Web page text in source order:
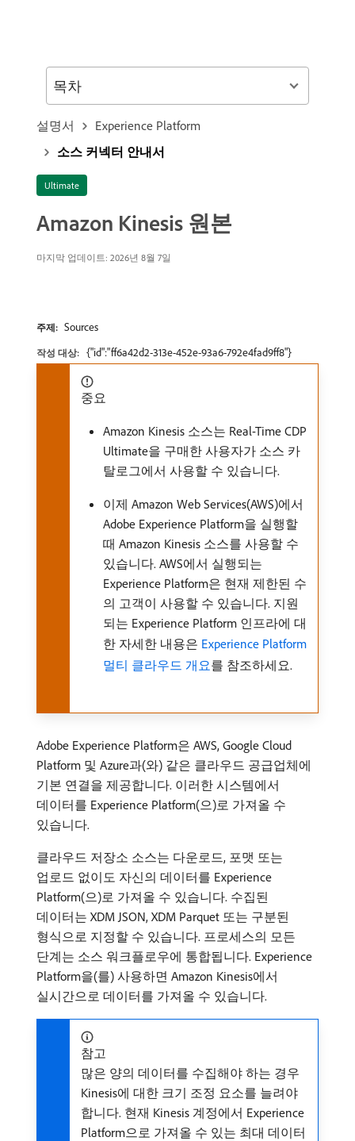
설명서
Experience Platform
소스 커넥터 안내서
Ultimate
Amazon Kinesis 원본
마지막 업데이트: 2026년 8월 7일
주제: Sources
작성 대상: {"id":"ff6a42d2-313e-452e-93a6-792e4fad9ff8"}
중요
Amazon Kinesis 소스는 Real-Time CDP
Ultimate을 구매한 사용자가 소스 카
탈로그에서 사용할 수 있습니다.
이제 Amazon Web Services(AWS)에서
Adobe Experience Platform을 실행할
때 Amazon Kinesis 소스를 사용할 수
있습니다. AWS에서 실행되는
Experience Platform은 현재 제한된 수
의 고객이 사용할 수 있습니다. 지원
되는 Experience Platform 인프라에 대
한 자세한 내용은 Experience Platform
멀티 클라우드 개요를 참조하세요.
Adobe Experience Platform은 AWS, Google Cloud
Platform 및 Azure과(와) 같은 클라우드 공급업체에
기본 연결을 제공합니다. 이러한 시스템에서
데이터를 Experience Platform​(으)로 가져올 수
있습니다.
클라우드 저장소 소스는 다운로드, 포맷 또는
업로드 없이도 자신의 데이터를 Experience
Platform​(으)로 가져올 수 있습니다. 수집된
데이터는 XDM JSON, XDM Parquet 또는 구분된
형식으로 지정할 수 있습니다. 프로세스의 모든
단계는 소스 워크플로우에 통합됩니다. Experience
Platform을(를) 사용하면 Amazon Kinesis에서
실시간으로 데이터를 가져올 수 있습니다.
참고
많은 양의 데이터를 수집해야 하는 경우
Kinesis에 대한 크기 조정 요소를 늘려야
합니다. 현재 Kinesis 계정에서 Experience
Platform으로 가져올 수 있는 최대 데이터
목차